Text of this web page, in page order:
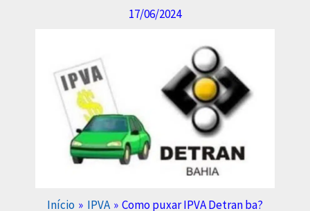
17/06/2024
Início IPVA Como puxar IPVA Detran ba?